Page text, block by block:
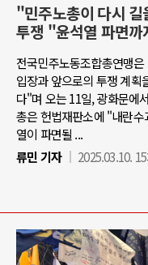
"민주노총이 다시
투쟁 "윤석열 파면
전국민주노동조합총연맹
입장과 앞으로의 투쟁 계획
다"며 오는 11일, 광화문에
총은 헌법재판소에 "내란
열이 파면될 ...
류민 기자
2025.03.10.